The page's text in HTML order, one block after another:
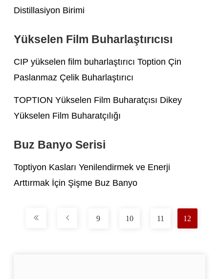
Distillasiyon Birimi
Yükselen Film Buharlaştırıcısı
CIP yükselen film buharlaştırıcı Toption Çin
Paslanmaz Çelik Buharlaştırıcı
TOPTION Yükselen Film Buharatçısı Dikey
Yükselen Film Buharatçılığı
Buz Banyo Serisi
Toptiyon Kasları Yenilendirmek ve Enerji
Arttırmak İçin Şişme Buz Banyo
9 10 11 12